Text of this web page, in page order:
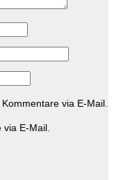
via E-Mail.
E-Mail.